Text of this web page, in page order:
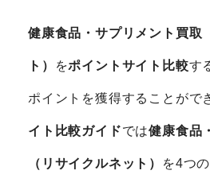
健康食品・サプリメント買取
ト） をポイントサイト比較す
ポイントを獲得することがで
イト比較ガイドでは健康食品
（リサイクルネット） を4つ